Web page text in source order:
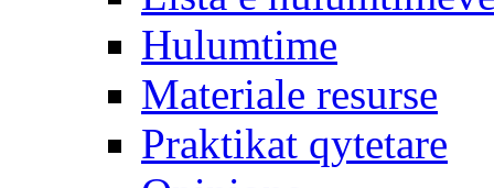
Hulumtime
Materiale resurse
Praktikat qytetare